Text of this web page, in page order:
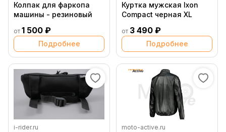
Колпак для фаркопа
машины - резиновый
от 1 500 ₽
Подробнее
Куртка мужская Ixon
Compact черная XL
от 3 490 ₽
Подробнее
i-rider.ru moto-active.ru